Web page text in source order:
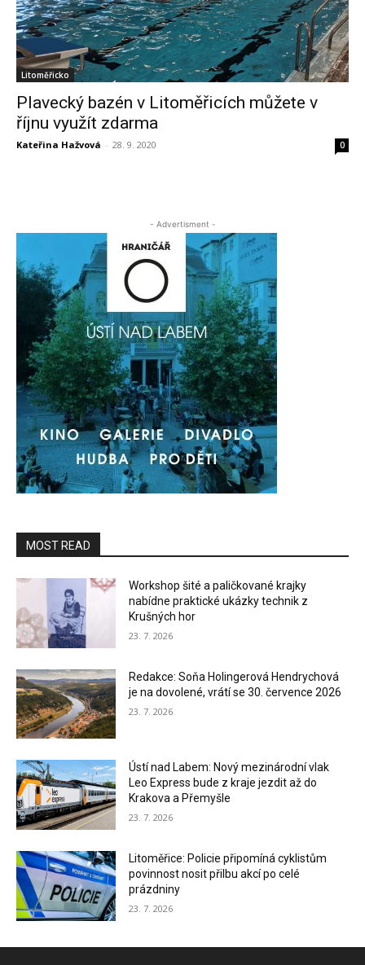
Litoměřicko
Plavecký bazén v Litoměřicích můžete v
říjnu využít zdarma
Kateřina Hažvová - 28. 9. 2020 0
- Advertisment -
MOST READ
Workshop šité a paličkované krajky
nabídne praktické ukázky technik z
Krušných hor
23. 7. 2026
Redakce: Soňa Holingerová Hendrychová
je na dovolené, vrátí se 30. července 2026
23. 7. 2026
Ústí nad Labem: Nový mezinárodní vlak
Leo Express bude z kraje jezdit až do
Krakova a Přemyšle
23. 7. 2026
Litoměřice: Policie připomíná cyklistům
povinnost nosit přilbu akcí po celé
prázdniny
23. 7. 2026